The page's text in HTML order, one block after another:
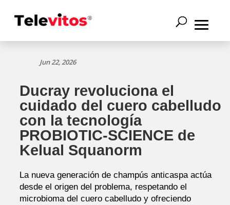
Jun 22, 2026
Ducray revoluciona el
cuidado del cuero cabelludo
con la tecnología
PROBIOTIC-SCIENCE de
Kelual Squanorm
La nueva generación de champús anticaspa actúa
desde el origen del problema, respetando el
microbioma del cuero cabelludo y ofreciendo